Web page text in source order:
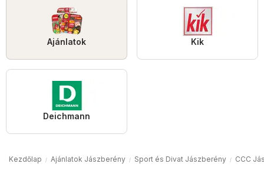
Ajánlatok Kik
Deichmann
Kezdőlap Ajánlatok Jászberény Sport és Divat Jászberény CCC